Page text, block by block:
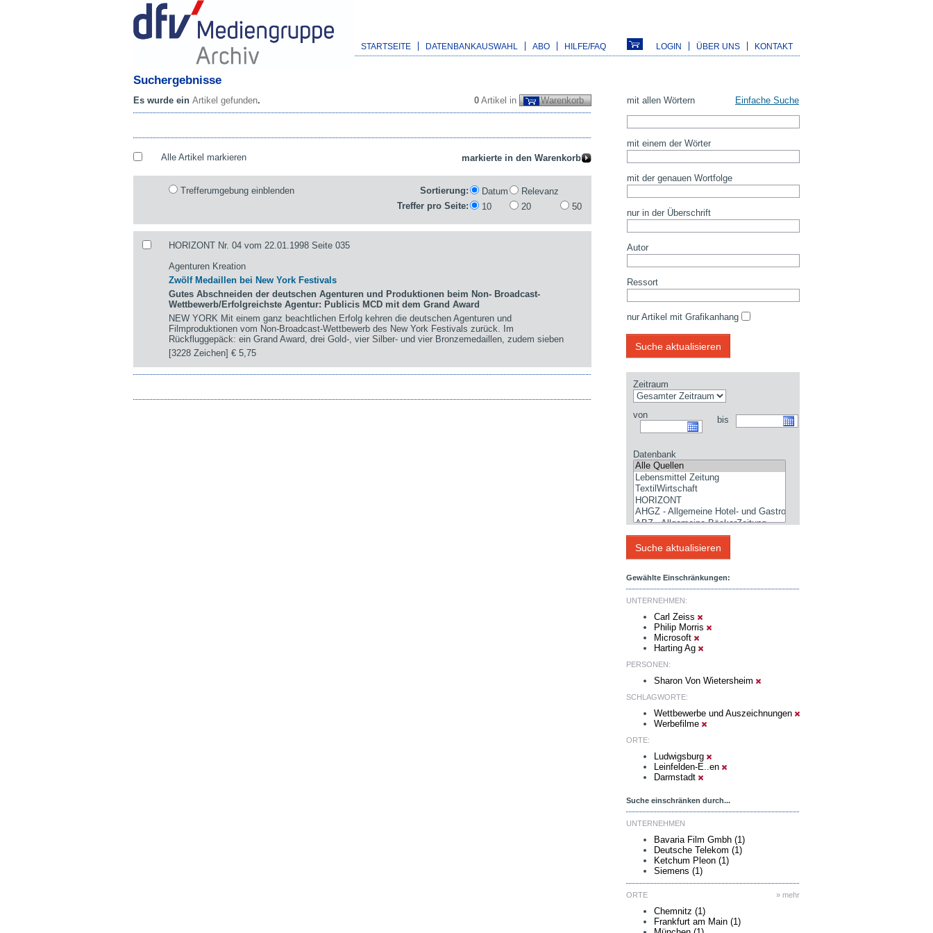
STARTSEITE DATENBANKAUSWAHL ABO HILFE/FAQ LOGIN ÜBER UNS KONTAKT
Suchergebnisse
0 Artikel in Warenkorb
Es wurde ein Artikel gefunden.
Alle Artikel markieren
Trefferumgebung einblenden Sortierung: Datum
Relevanz
Treffer pro Seite:
10 20 50
HORIZONT Nr. 04 vom 22.01.1998 Seite 035
Agenturen Kreation
Zwölf Medaillen bei New York Festivals
Gutes Abschneiden der deutschen Agenturen und Produktionen beim Non- Broadcast-
Wettbewerb/Erfolgreichste Agentur: Publicis MCD mit dem Grand Award
NEW YORK Mit einem ganz beachtlichen Erfolg kehren die deutschen Agenturen und
Filmproduktionen vom Non-Broadcast-Wettbewerb des New York Festivals zurück. Im
Rückfluggepäck: ein Grand Award, drei Gold-, vier Silber- und vier Bronzemedaillen, zudem sieben
[3228 Zeichen]€ 5,75
mit allen Wörtern Einfache Suche
mit einem der Wörter
mit der genauen Wortfolge
nur in der Überschrift
Autor
Ressort
nur Artikel mit Grafikanhang
Zeitraum
von bis
Datenbank
Gewählte Einschränkungen:
UNTERNEHMEN:
Carl Zeiss
Philip Morris
Microsoft
Harting Ag
PERSONEN:
Sharon Von Wietersheim
SCHLAGWORTE:
Wettbewerbe und Auszeichnungen
Werbefilme
ORTE:
Ludwigsburg
Leinfelden-E..en
Darmstadt
Suche einschränken durch...
UNTERNEHMEN
Bavaria Film Gmbh (1)
Deutsche Telekom (1)
Ketchum Pleon (1)
Siemens (1)
» mehr
ORTE
Chemnitz (1)
Frankfurt am Main (1)